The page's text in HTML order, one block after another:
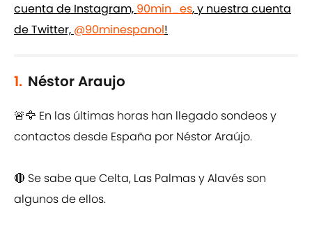
cuenta de Instagram, 90min_es, y nuestra cuenta
de Twitter, @90minespanol!
1. Néstor Araujo
🚨🦅 En las últimas horas han llegado sondeos y
contactos desde España por Néstor Araújo.
🔴 Se sabe que Celta, Las Palmas y Alavés son
algunos de ellos.